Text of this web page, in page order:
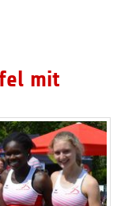
mit